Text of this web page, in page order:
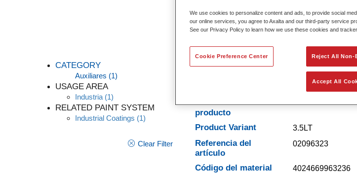
CATEGORY
Auxiliares (1)
USAGE AREA
Industria (1)
RELATED PAINT SYSTEM
Industrial Coatings (1)
Clear Filter
Standofleet
Características del
producto
Product Variant
3.5LT
Referencia del
artículo
02096323
Código del material 4024669963236
We use cookies to personalize content and ads, to provide social
our online services, you agree to Axalta and our third-party service
See our Privacy Policy to learn how we use these cookies and
Reject All Non-
Accept All
Cookie Preference Center